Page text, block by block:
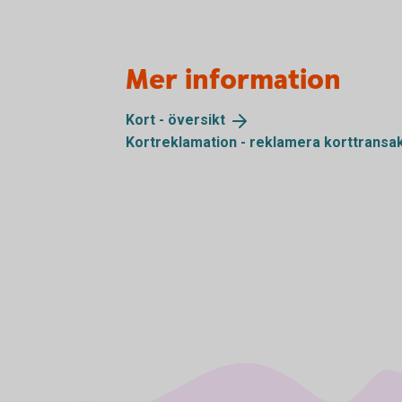
Mer information
Kort - översikt
Kortreklamation - reklamera